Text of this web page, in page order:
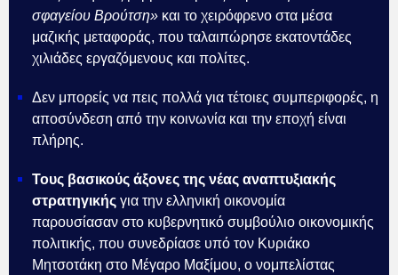
σφαγείου Βρούτση» και το χειρόφρενο στα μέσα
μαζικής μεταφοράς, που ταλαιπώρησε εκατοντάδες
χιλιάδες εργαζόμενους και πολίτες.
Δεν μπορείς να πεις πολλά για τέτοιες συμπεριφορές, η
αποσύνδεση από την κοινωνία και την εποχή είναι
πλήρης.
Τους βασικούς άξονες της νέας αναπτυξιακής
στρατηγικής για την ελληνική οικονομία
παρουσίασαν στο κυβερνητικό συμβούλιο οικονομικής
πολιτικής, που συνεδρίασε υπό τον Κυριάκο
Μητσοτάκη στο Μέγαρο Μαξίμου, ο νομπελίστας